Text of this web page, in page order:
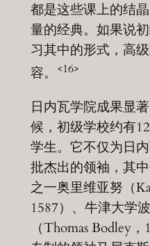
都是这些课上的结
量的经典。如果说
习其中的形式，高
容。
<16>
日内瓦学院成果显
候，初级学校约有
学生。它不仅为日
批杰出的领袖，其中
之一奥里维亚努（
1587）、牛津大学
（Thomas Bodley